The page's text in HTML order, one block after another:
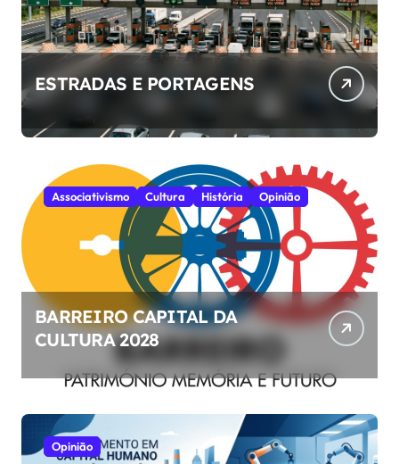
ESTRADAS E PORTAGENS
Associativismo Cultura História Opinião
BARREIRO CAPITAL DA
CULTURA 2028
Opinião